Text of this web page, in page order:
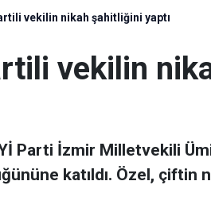
vekilin nikah şahitliğini yaptı
vekilin
Parti İzmir Milletvekili
katıldı. Özel, çiftin